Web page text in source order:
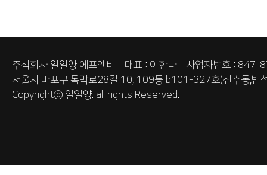
주식회사 일일양 에프엔비 대표 : 이한나 사업자번호 : 847-
서울시 마포구 독막로28길 10, 109동 b101-327호(신수동
Copyrightⓒ 일일양. all rights Reserved.